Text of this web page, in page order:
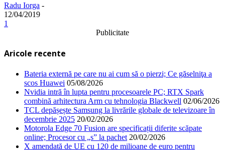
Radu Iorga -
12/04/2019
1
Publicitate
Aricole recente
Bateria externă pe care nu ai cum să o pierzi; Ce găselniţa a
scos Huawei 05/08/2026
Nvidia intră în lupta pentru procesoarele PC; RTX Spark
combină arhitectura Arm cu tehnologia Blackwell 02/06/2026
TCL depășește Samsung la livrările globale de televizoare în
decembrie 2025 20/02/2026
Motorola Edge 70 Fusion are specificații diferite scăpate
online; Procesor cu „s” la pachet 20/02/2026
X amendată de UE cu 120 de milioane de euro pentru